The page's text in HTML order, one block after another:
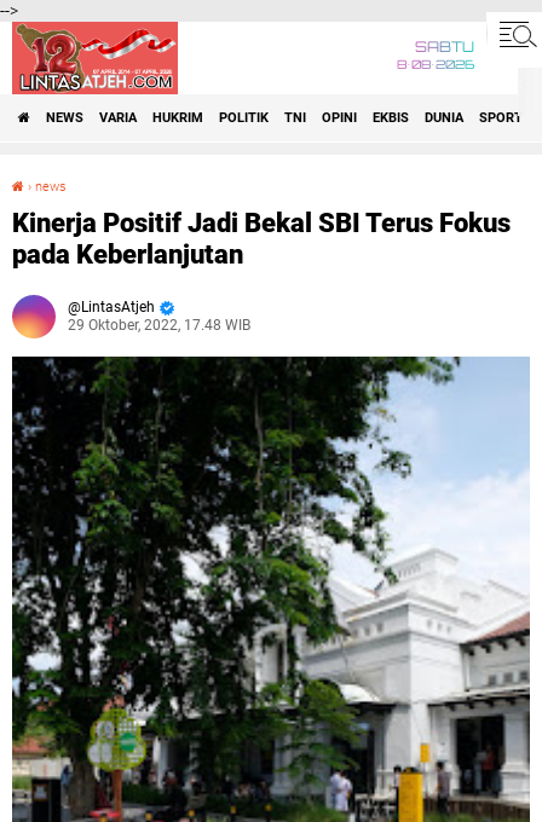
-->
SABTU
8•08•2026
NEWS VARIA HUKRIM POLITIK TNI OPINI EKBIS DUNIA SPORT
› news
Kinerja Positif Jadi Bekal SBI Terus Fokus
pada Keberlanjutan
LintasAtjeh
29 Oktober, 2022, 17.48 WIB